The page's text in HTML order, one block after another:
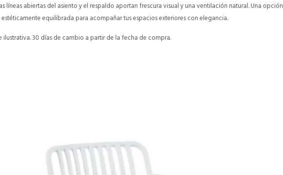
líneas abiertas del asiento y el respaldo aportan frescura visual y una ventilación natural. Una opción
equilibrada para acompañar tus espacios exteriores con elegancia.
ilustrativa. 30 días de cambio a partir de la fecha de compra.